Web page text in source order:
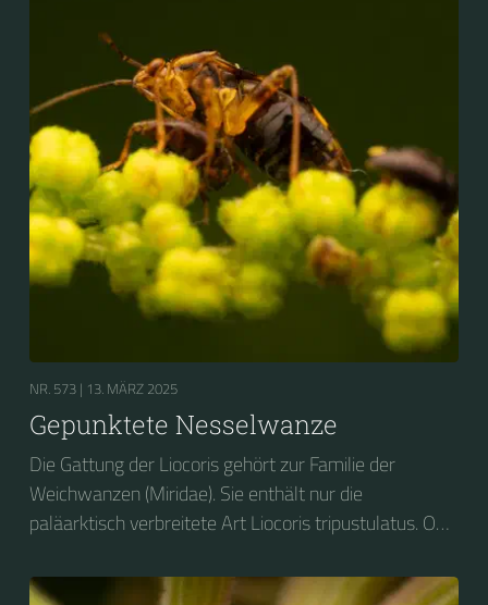
NR. 573 | 13. MÄRZ 2025
Gepunktete Nesselwanze
Die Gattung der Liocoris gehört zur Familie der
Weichwanzen (Miridae). Sie enthält nur die
paläarktisch verbreitete Art Liocoris tripustulatus. Ob
wird sie auf Deutsch vielfach als Gepunktete